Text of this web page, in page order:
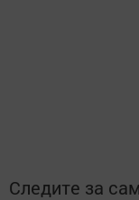
Следите за